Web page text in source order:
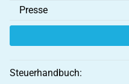
Presse
Steuerhandbuch: